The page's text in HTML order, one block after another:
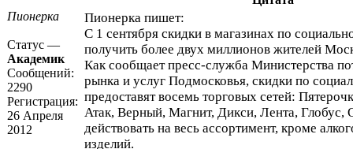
Пионерка
Статус —
Академик
Сообщений:
2290
Регистрация:
26 Апреля
2012
Пионерка пишет:
С 1 сентября скидки в магазинах по
получить более двух миллионов жителей
Как сообщает пресс-служба Министерства
рынка и услуг Подмосковья, скидки по
предоставят восемь торговых сетей:
Атак, Верный, Магнит, Дикси, Лента, Глобус,
действовать на весь ассортимент, кроме
изделий.